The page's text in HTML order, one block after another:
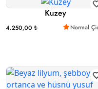
Kuzey
4.250,00 ₺ Normal